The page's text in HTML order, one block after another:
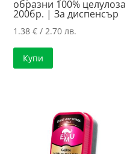
образни 100% целулоза
200бр. | За диспенсър
1.38€ / 2.70 лв.
Купи